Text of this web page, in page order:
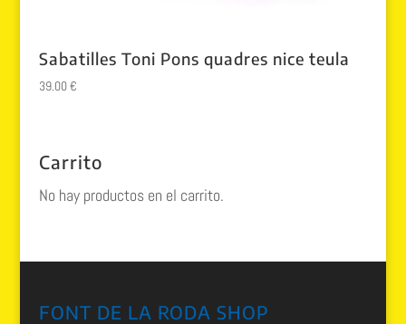
Sabatilles Toni Pons quadres nice teula
39.00€
Carrito
No hay productos en el carrito.
FONT DE LA RODA SHOP